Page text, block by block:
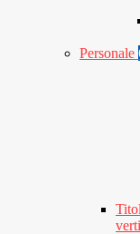
Personale